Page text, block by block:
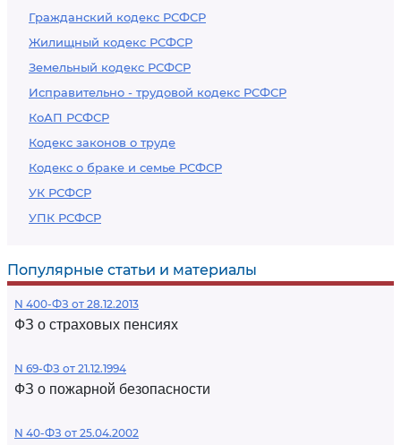
Гражданский кодекс РСФСР
Жилищный кодекс РСФСР
Земельный кодекс РСФСР
Исправительно - трудовой кодекс РСФСР
КоАП РСФСР
Кодекс законов о труде
Кодекс о браке и семье РСФСР
УК РСФСР
УПК РСФСР
Популярные статьи и материалы
N 400-ФЗ от 28.12.2013
ФЗ о страховых пенсиях
N 69-ФЗ от 21.12.1994
ФЗ о пожарной безопасности
N 40-ФЗ от 25.04.2002